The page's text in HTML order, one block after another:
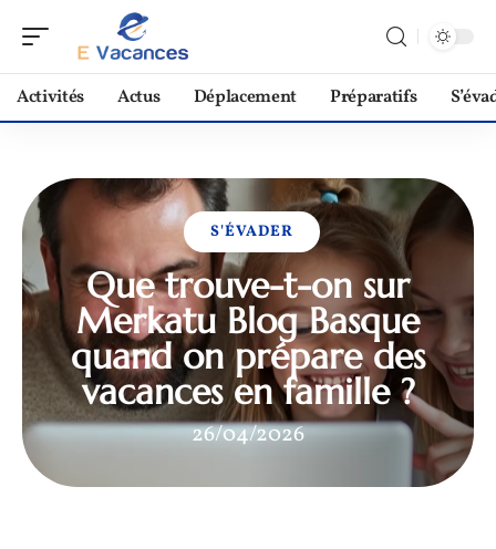
Activités Actus Déplacement Préparatifs
S'ÉVADER
Que trouve-t-on sur
Merkatu Blog Basque
quand on prépare des
vacances en famille ?
26/04/2026